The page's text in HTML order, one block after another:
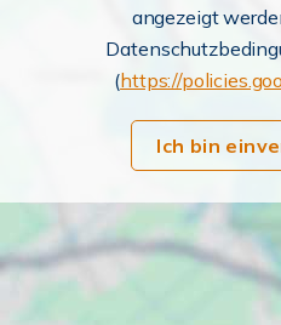
angezeigt
(https://
Ich bin